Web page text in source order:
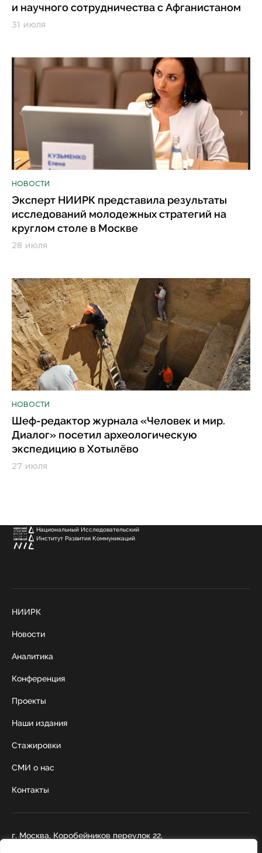
и научного сотрудничества с Афганистаном
31 июля
НОВОСТИ
Эксперт НИИРК представила результаты
исследований молодежных стратегий на
круглом столе в Москве
28 июля
НОВОСТИ
Шеф-редактор журнала «Человек и мир.
Диалог» посетил археологическую
экспедицию в Хотылёво
27 июля
Национальный Исследовательский
Институт Развития Коммуникаций
НИИРК
Новости
Аналитика
Конференция
Проекты
Наши издания
Стажировки
СМИ о нас
Контакты
г. Москва, Коробейников переулок 22,